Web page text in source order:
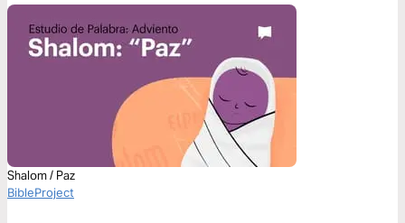
Shalom / Paz
BibleProject